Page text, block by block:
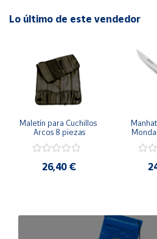
Lo último de este vendedor
Maletín para Cuchillos
Arcos 8 piezas
26,40 €